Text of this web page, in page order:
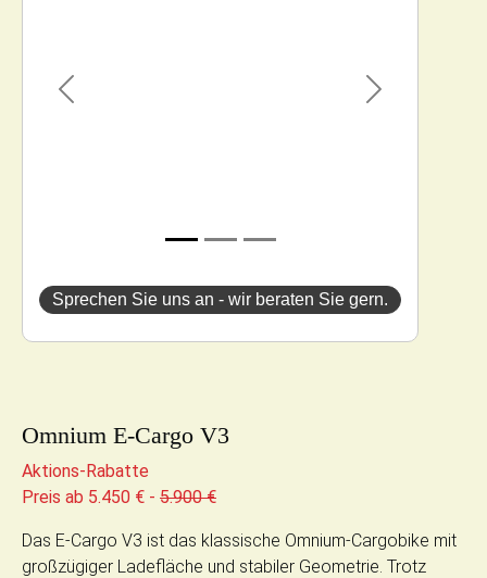
Sprechen Sie uns an - wir beraten Sie gern.
Omnium E-Cargo V3
Aktions-Rabatte
Preis ab 5.450 € - 5.900 €
Das E-Cargo V3 ist das klassische Omnium-Cargobike mit
großzügiger Ladefläche und stabiler Geometrie. Trotz